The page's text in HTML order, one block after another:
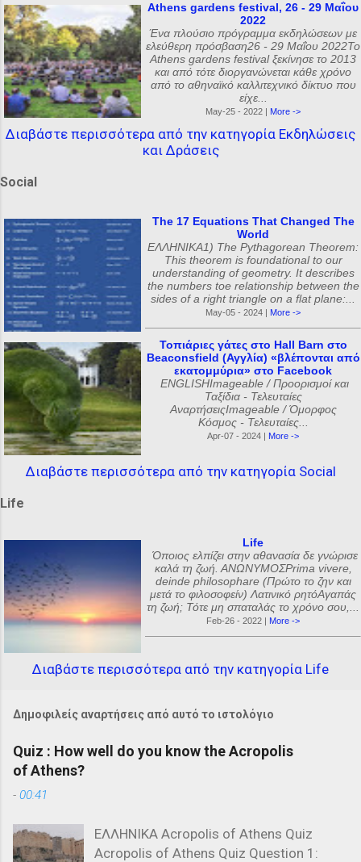
Athens gardens festival, 26 - 29 Μαΐου
2022
Ένα πλούσιο πρόγραμμα εκδηλώσεων με
ελεύθερη πρόσβαση26 - 29 Μαΐου 2022Το
Athens gardens festival ξεκίνησε το 2013
και από τότε διοργανώνεται κάθε χρόνο
από το αθηναϊκό καλλιτεχνικό δίκτυο που
είχε...
May-25 - 2022 | More ->
Διαβάστε περισσότερα από την κατηγορία Εκδηλώσεις
και Δράσεις
Social
The 17 Equations That Changed The
World
ΕΛΛΗΝΙΚΑ1) The Pythagorean Theorem:
This theorem is foundational to our
understanding of geometry. It describes
the numbers toe relationship between the
sides of a right triangle on a flat plane:...
May-05 - 2024 | More ->
Τοπιάριες γάτες στο Hall Barn στο
Beaconsfield (Αγγλία) «βλέπονται από
εκατομμύρια» στο Facebook
ENGLISHImageable / Προορισμοί και
Ταξίδια - Τελευταίες
ΑναρτήσειςImageable / Όμορφος
Κόσμος - Τελευταίες...
Apr-07 - 2024 | More ->
Διαβάστε περισσότερα από την κατηγορία Social
Life
Life
Όποιος ελπίζει στην αθανασία δε γνώρισε
καλά τη ζωή. ΑΝΩΝΥΜΟΣPrima vivere,
deinde philosophare (Πρώτο το ζην και
μετά το φιλοσοφείν) Λατινικό ρητόΑγαπάς
τη ζωή; Τότε μη σπαταλάς το χρόνο σου,...
Feb-26 - 2022 | More ->
Διαβάστε περισσότερα από την κατηγορία Life
Δημοφιλείς αναρτήσεις από αυτό το ιστολόγιο
Quiz : How well do you know the Acropolis
of Athens?
- 00:41
ΕΛΛΗΝΙΚΑ Acropolis of Athens Quiz
Acropolis of Athens Quiz Question 1: